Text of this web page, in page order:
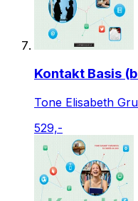
Kontakt Basis
Tone Elisabeth
529,-